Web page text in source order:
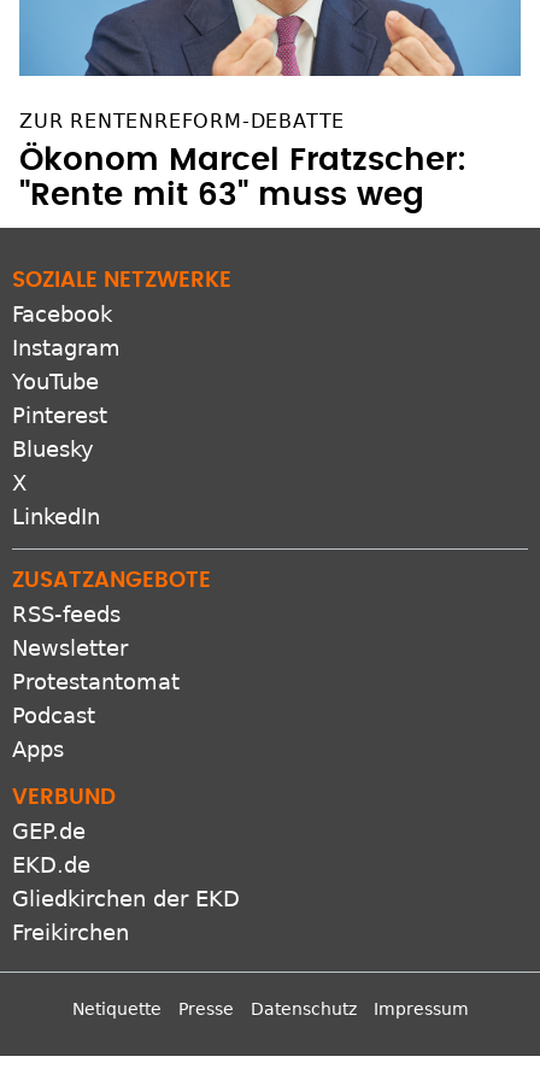
ZUR RENTENREFORM-DEBATTE
Ökonom Marcel Fratzscher:
"Rente mit 63" muss weg
SOZIALE NETZWERKE
Facebook
Instagram
YouTube
Pinterest
Bluesky
X
LinkedIn
ZUSATZANGEBOTE
RSS-feeds
Newsletter
Protestantomat
Podcast
Apps
VERBUND
GEP.de
EKD.de
Gliedkirchen der EKD
Freikirchen
Netiquette Presse Datenschutz Impressum